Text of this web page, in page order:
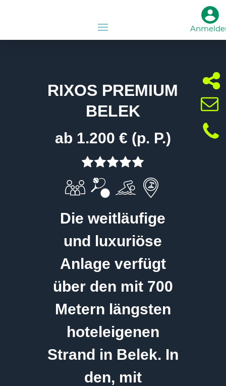
RIXOS PREMIUM
BELEK
ab 1.200 € (p. P.)
Die weitläufige
und luxuriöse
Anlage verfügt
über den mit 700
Metern längsten
hoteleigenen
Strand in Belek. In
den, mit